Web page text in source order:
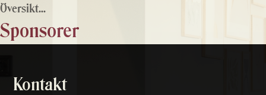
Översikt...
Sponsorer
Kontakt